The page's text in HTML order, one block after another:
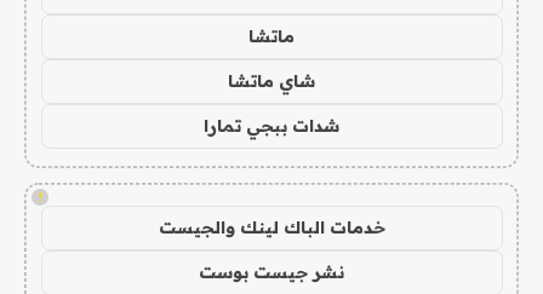
ماتشا
شاي ماتشا
شدات ببجي تمارا
!
خدمات الباك لينك والجيست
نشر جيست بوست